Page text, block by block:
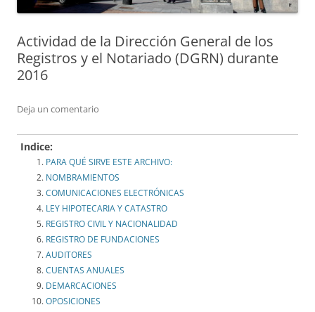
Actividad de la Dirección General de los
Registros y el Notariado (DGRN) durante
2016
Deja un comentario
Indice:
PARA QUÉ SIRVE ESTE ARCHIVO:
NOMBRAMIENTOS
COMUNICACIONES ELECTRÓNICAS
LEY HIPOTECARIA Y CATASTRO
REGISTRO CIVIL Y NACIONALIDAD
REGISTRO DE FUNDACIONES
AUDITORES
CUENTAS ANUALES
DEMARCACIONES
OPOSICIONES